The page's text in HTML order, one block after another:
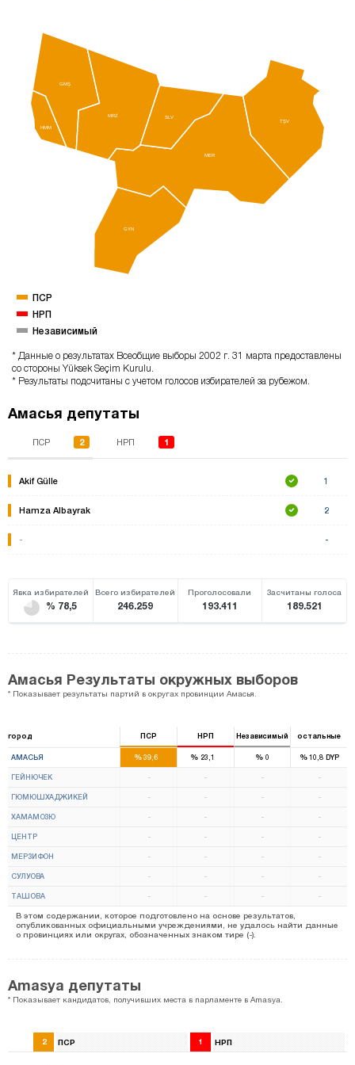
MER
GYN
GMŞ
MRZ SLV
TŞV
HMM
ПСР
НРП
Независимый
* Данные о результатах Всеобщие выборы 2002 г. 31 марта предоставлены
со стороны Yüksek Seçim Kurulu.
* Результаты подсчитаны с учетом голосов избирателей за рубежом.
Амасья депутаты
ПСР 2 НРП 1
Akif Gülle 1
Hamza Albayrak 2
- -
Явка избирателей
% 78,5
Всего избирателей
246.259
Проголосовали
193.411
Засчитаны голоса
189.521
Амасья Результаты окружных выборов
* Показывает результаты партий в округах провинции Амасья.
город ПСР НРП Независимый остальные
АМАСЬЯ %39,6
2
% 23,1
1
% 0 %10,8 DYP
ГЕЙНЮЧЕК - - - -
ГЮМЮШХАДЖИКЕЙ - - - -
ХАМАМОЗЮ - - - -
ЦЕНТР - - - -
МЕРЗИФОН - - - -
СУЛУОВА - - - -
ТАШОВА - - - -
В этом содержании, которое подготовлено на основе результатов,
опубликованных официальными учреждениями, не удалось найти данные
о провинциях или округах, обозначенных знаком тире (-).
Amasya депутаты
* Показывает кандидатов, получивших места в парламенте в Amasya.
2 ПСР 1 НРП